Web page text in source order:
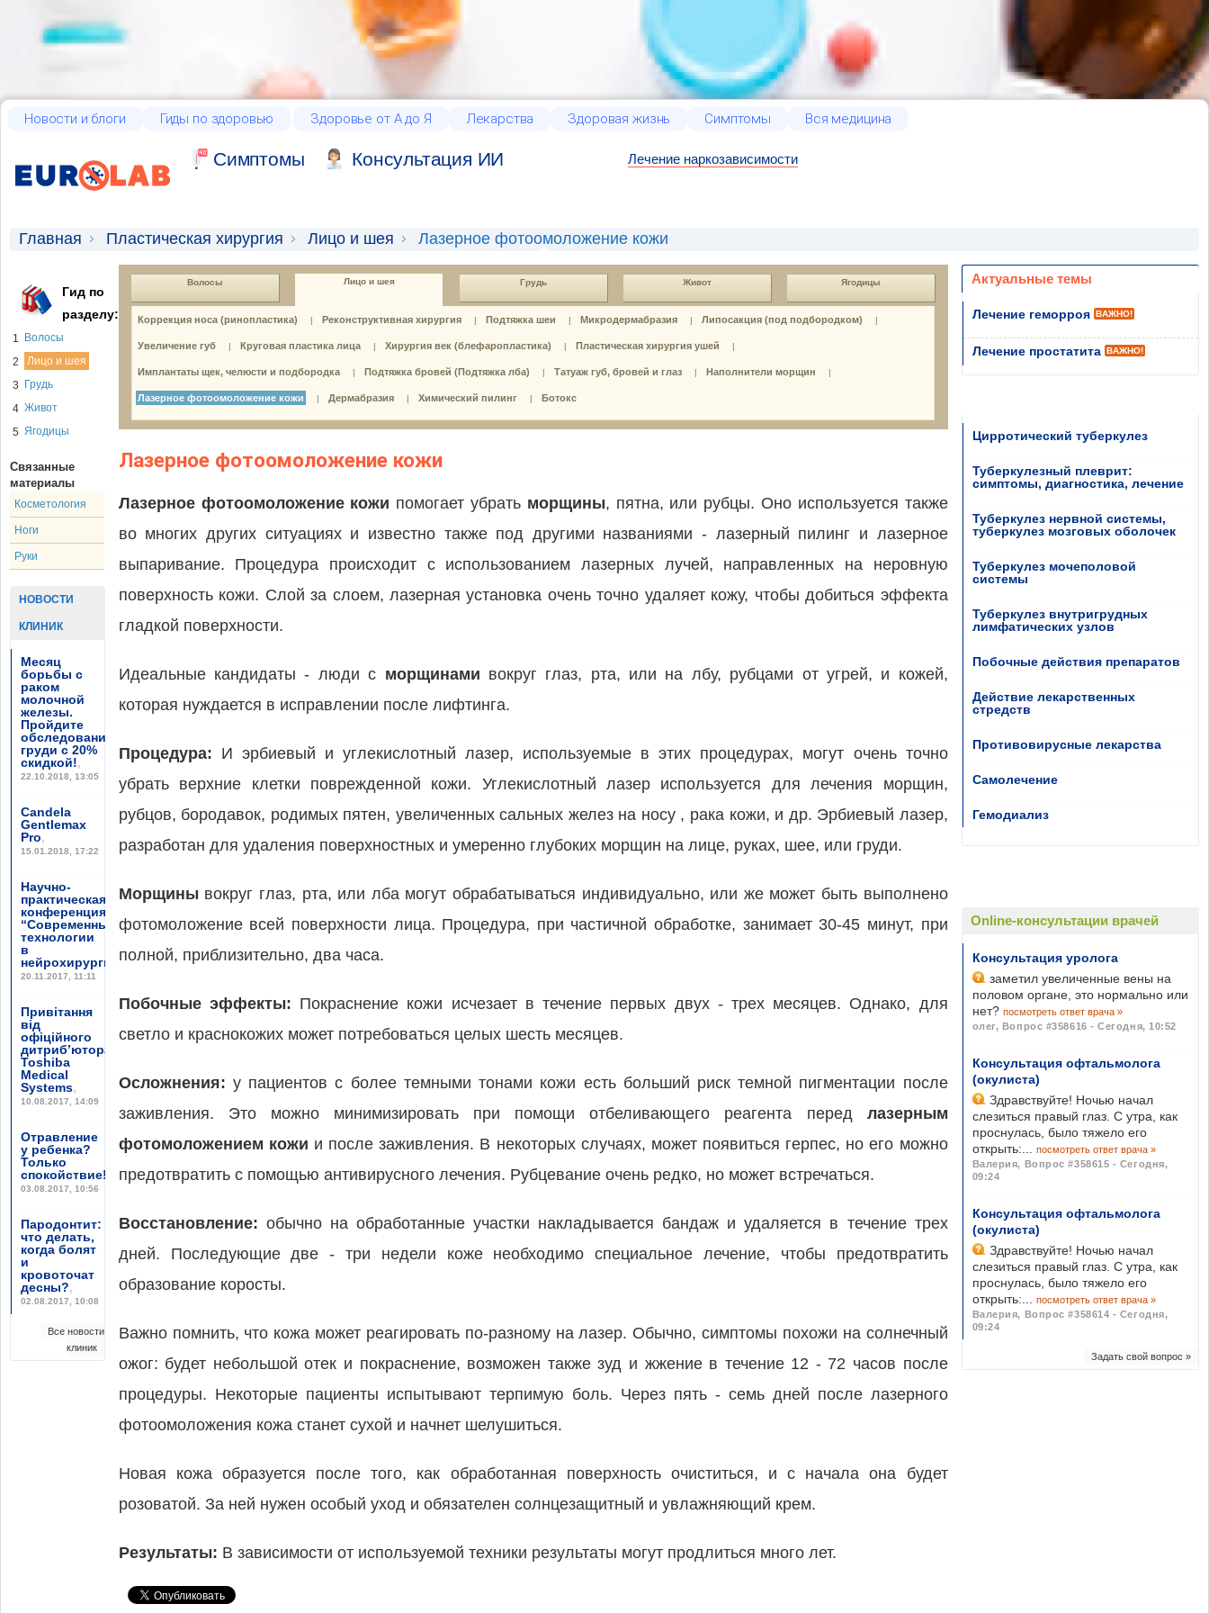
Новости и блоги Гиды по здоровью Здоровье от А до Я Лекарства Здоровая жизнь Симптомы Вся медицина
Cимптомы Консультация ИИ Лечение наркозависимости
Главная Пластическая хирургия Лицо и шея Лазерное фотоомоложение кожи
Гид по
разделу:
1
Волосы
2
Лицо и шея
3
Грудь
4 Живот
5 Ягодицы
Связанные
материалы
Косметология
Ноги
Руки
НОВОСТИ
КЛИНИК
Месяц
борьбы с
раком
молочной
железы.
Пройдите
обследование
груди с 20%
скидкой!,
22.10.2018, 13:05
Candela
Gentlemax
Pro,
15.01.2018, 17:22
Научно-
практическая
конференция
“Современные
технологии
в
нейрохирургии”,
20.11.2017, 11:11
Привітання
від
офіційного
дитриб’ютора
Toshiba
Medical
Systems,
10.08.2017, 14:09
Отравление
у ребенка?
Только
спокойствие!
03.08.2017, 10:56
Пародонтит:
что делать,
когда болят
и
кровоточат
десны?,
02.08.2017, 10:08
Все новости
клиник
Волосы Лицо и шея Грудь Живот Ягодицы
Коррекция носа (ринопластика) | Реконструктивная хирургия | Подтяжка шеи | Микродермабразия | Липосакция (под подбородком) |
Увеличение губ | Круговая пластика лица | Хирургия век (блефаропластика) | Пластическая хирургия ушей |
Имплантаты щек, челюсти и подбородка | Подтяжка бровей (Подтяжка лба) | Татуаж губ, бровей и глаз | Наполнители морщин |
Лазерное фотоомоложение кожи | Дермабразия | Химический пилинг | Ботокс
Лазерное фотоомоложение кожи
Лазерное фотоомоложение кожи помогает убрать морщины, пятна, или рубцы. Оно используется также
во многих других ситуациях и известно также под другими названиями - лазерный пилинг и лазерное
выпаривание. Процедура происходит с использованием лазерных лучей, направленных на неровную
поверхность кожи. Слой за слоем, лазерная установка очень точно удаляет кожу, чтобы добиться эффекта
гладкой поверхности.
Идеальные кандидаты - люди с морщинами вокруг глаз, рта, или на лбу, рубцами от угрей, и кожей,
которая нуждается в исправлении после лифтинга.
Процедура: И эрбиевый и углекислотный лазер, используемые в этих процедурах, могут очень точно
убрать верхние клетки поврежденной кожи. Углекислотный лазер используется для лечения морщин,
рубцов, бородавок, родимых пятен, увеличенных сальных желез на носу , рака кожи, и др. Эрбиевый лазер,
разработан для удаления поверхностных и умеренно глубоких морщин на лице, руках, шее, или груди.
Морщины вокруг глаз, рта, или лба могут обрабатываться индивидуально, или же может быть выполнено
фотомоложение всей поверхности лица. Процедура, при частичной обработке, занимает 30-45 минут, при
полной, приблизительно, два часа.
Побочные эффекты: Покраснение кожи исчезает в течение первых двух - трех месяцев. Однако, для
светло и краснокожих может потребоваться целых шесть месяцев.
Осложнения: у пациентов с более темными тонами кожи есть больший риск темной пигментации после
заживления. Это можно минимизировать при помощи отбеливающего реагента перед лазерным
фотомоложением кожи и после заживления. В некоторых случаях, может появиться герпес, но его можно
предотвратить с помощью антивирусного лечения. Рубцевание очень редко, но может встречаться.
Восстановление: обычно на обработанные участки накладывается бандаж и удаляется в течение трех
дней. Последующие две - три недели коже необходимо специальное лечение, чтобы предотвратить
образование коросты.
Важно помнить, что кожа может реагировать по-разному на лазер. Обычно, симптомы похожи на солнечный
ожог: будет небольшой отек и покраснение, возможен также зуд и жжение в течение 12 - 72 часов после
процедуры. Некоторые пациенты испытывают терпимую боль. Через пять - семь дней после лазерного
фотоомоложения кожа станет сухой и начнет шелушиться.
Новая кожа образуется после того, как обработанная поверхность очиститься, и с начала она будет
розоватой. За ней нужен особый уход и обязателен солнцезащитный и увлажняющий крем.
Результаты: В зависимости от используемой техники результаты могут продлиться много лет.
Актуальные темы
Лечение геморроя ВАЖНО!
Лечение простатита ВАЖНО!
Цирротический туберкулез
Туберкулезный плеврит:
симптомы, диагностика, лечение
Туберкулез нервной системы,
туберкулез мозговых оболочек
Туберкулез мочеполовой
системы
Туберкулез внутригрудных
лимфатических узлов
Побочные действия препаратов
Действие лекарственных
стредств
Противовирусные лекарства
Самолечение
Гемодиализ
Online-консультации врачей
Консультация уролога
заметил увеличенные вены на
половом органе, это нормально или
нет? посмотреть ответ врача »
олег, Вопрос #358616 - Сегодня, 10:52
Консультация офтальмолога
(окулиста)
Здравствуйте! Ночью начал
слезиться правый глаз. С утра, как
проснулась, было тяжело его
открыть:...
посмотреть ответ врача »
Валерия, Вопрос #358615 - Сегодня,
09:24
Консультация офтальмолога
(окулиста)
Здравствуйте! Ночью начал
слезиться правый глаз. С утра, как
проснулась, было тяжело его
открыть:...
посмотреть ответ врача »
Валерия, Вопрос #358614 - Сегодня,
09:24
Задать свой вопрос »